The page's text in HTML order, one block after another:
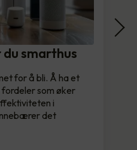
smarthus
for å bli. Å ha et
som øker
i
det